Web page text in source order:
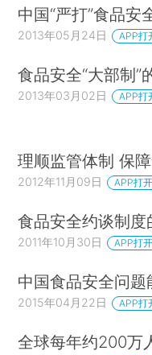
中国“严打”食品安
2013年05月24日 APP打
食品安全“大部制”
2013年03月02日 APP打
理顺监管体制 保
2012年11月09日 APP打开
食品安全约谈制度
2011年10月30日 APP打开
中国食品安全问题
2015年04月22日 APP打
全球每年约200万